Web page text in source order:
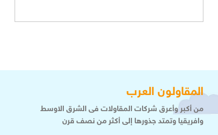
المقاولون العرب
من أكبر وأعرق شركات المقاولات فى الشرق الاوسط
وافريقيا وتمتد جذورها إلى أكثر من نصف قرن